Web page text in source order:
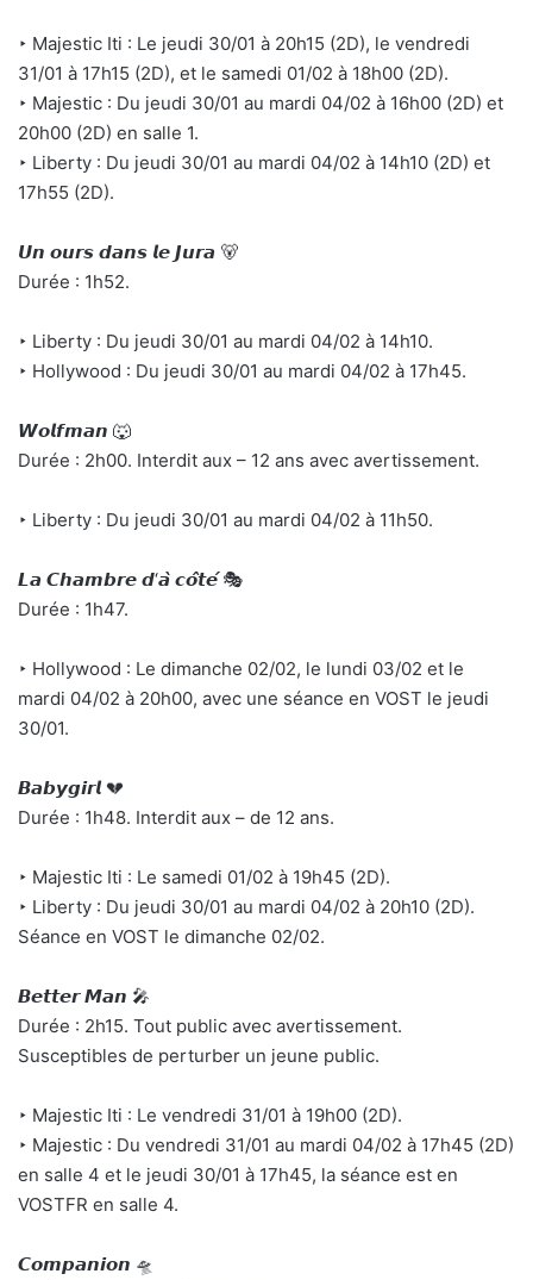
‣ Majestic Iti : Le jeudi 30/01 à 20h15 (2D), le vendredi
31/01 à 17h15 (2D), et le samedi 01/02 à 18h00 (2D).
‣ Majestic : Du jeudi 30/01 au mardi 04/02 à 16h00 (2D) et
20h00 (2D) en salle 1.
‣ Liberty : Du jeudi 30/01 au mardi 04/02 à 14h10 (2D) et
17h55 (2D).
𝙐𝙣 𝙤𝙪𝙧𝙨 𝙙𝙖𝙣𝙨 𝙡𝙚 𝙅𝙪𝙧𝙖 🐻
Durée : 1h52.
‣ Liberty : Du jeudi 30/01 au mardi 04/02 à 14h10.
‣ Hollywood : Du jeudi 30/01 au mardi 04/02 à 17h45.
𝙒𝙤𝙡𝙛𝙢𝙖𝙣 🐺
Durée : 2h00. Interdit aux – 12 ans avec avertissement.
‣ Liberty : Du jeudi 30/01 au mardi 04/02 à 11h50.
𝙇𝙖 𝘾𝙝𝙖𝙢𝙗𝙧𝙚 𝙙‘𝙖̀ 𝙘𝙤̂𝙩𝙚́ 🎭
Durée : 1h47.
‣ Hollywood : Le dimanche 02/02, le lundi 03/02 et le
mardi 04/02 à 20h00, avec une séance en VOST le jeudi
30/01.
𝘽𝙖𝙗𝙮𝙜𝙞𝙧𝙡 💔
Durée : 1h48. Interdit aux – de 12 ans.
‣ Majestic Iti : Le samedi 01/02 à 19h45 (2D).
‣ Liberty : Du jeudi 30/01 au mardi 04/02 à 20h10 (2D).
Séance en VOST le dimanche 02/02.
𝘽𝙚𝙩𝙩𝙚𝙧 𝙈𝙖𝙣 🎤
Durée : 2h15. Tout public avec avertissement.
Susceptibles de perturber un jeune public.
‣ Majestic Iti : Le vendredi 31/01 à 19h00 (2D).
‣ Majestic : Du vendredi 31/01 au mardi 04/02 à 17h45 (2D)
en salle 4 et le jeudi 30/01 à 17h45, la séance est en
VOSTFR en salle 4.
𝘾𝙤𝙢𝙥𝙖𝙣𝙞𝙤𝙣 🛸